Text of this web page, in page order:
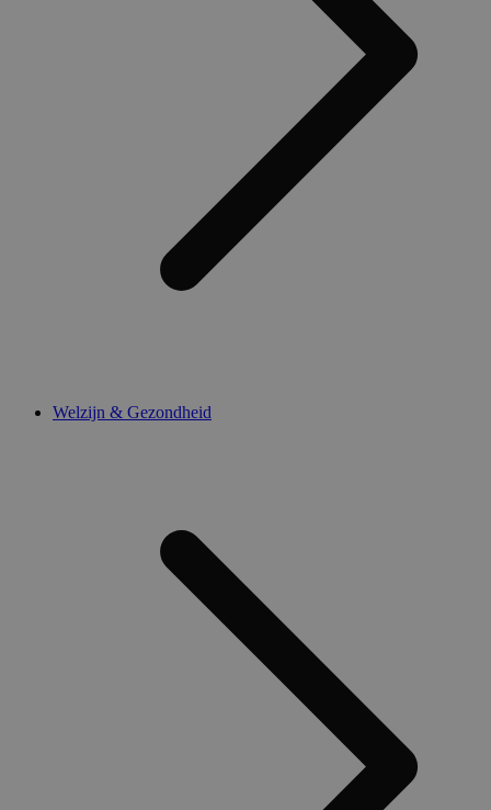
Welzijn & Gezondheid